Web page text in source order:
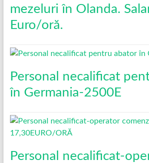
mezeluri în Olanda.
Euro/oră.
Personal necalificat
în Germania-2500E
Personal necalificat-